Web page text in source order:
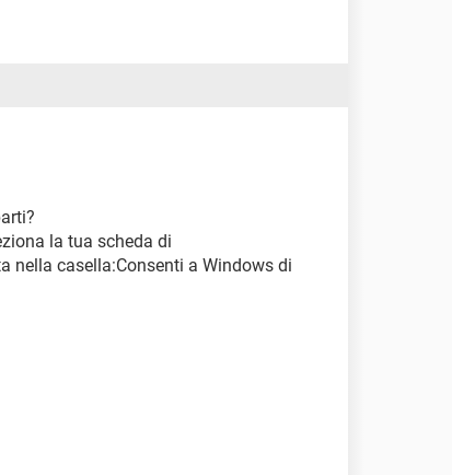
felice di provare a seguire i vostri
e per la spiegazione poco
la tua scheda di
nella casella:Consenti a Windows di